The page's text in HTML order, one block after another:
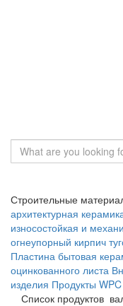
Строительные
архитектурная
износостойкая и
огнеупорный кирпич
Пластина бытовая
оцинкованного листа
изделия Продукты WPC
Список продуктов